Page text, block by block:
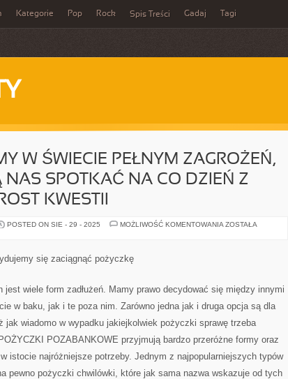
Kategorie Pop Rock Spis Treści Gadaj Tagi
W ŚWIECIE PEŁNYM ZAGROŻEŃ,
NAS SPOTKAĆ NA CO DZIEŃ Z
KWESTII
POSTED ON SIE - 29 - 2025 MOŻLIWOŚĆ KOMENTOWANIA EGZYSTUJEMY
SPOTKAĆ
NA
DZIEŃ
KAŻDEJ
KWESTII
ZOSTAŁA
się zaciągnąć pożyczkę
wiele form zadłużeń. Mamy prawo decydować się między innymi
w baku, jak i te poza nim. Zarówno jedna jak i druga opcja są dla
jak wiadomo w wypadku jakiejkolwiek pożyczki sprawę trzeba
POZABANKOWE przyjmują bardzo przeróżne formy oraz
istocie najróżniejsze potrzeby. Jednym z najpopularniejszych typów
pewno pożyczki chwilówki, które jak sama nazwa wskazuje od tych